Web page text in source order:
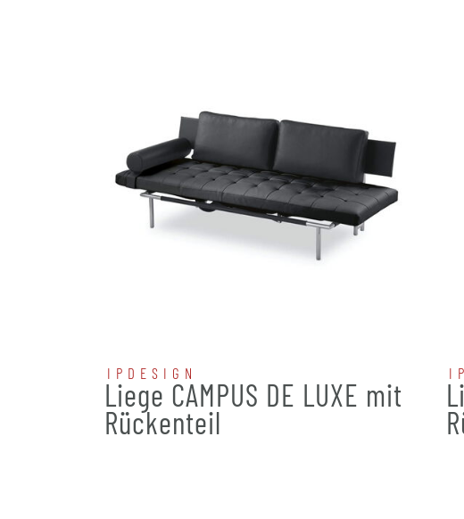
IPDESIGN
Liege CAMPUS DE LUXE mit
Rückenteil